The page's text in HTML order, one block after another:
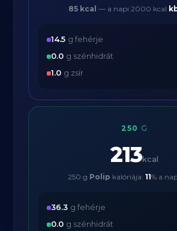
85 kcal — a napi 2000 kcal
14.5 g fehérje
0.0 g szénhidrát
1.0 g zsír
250 G
213kcal
250 g Polip kalóriája: 11% a
36.3 g fehérje
0.0 g szénhidrát